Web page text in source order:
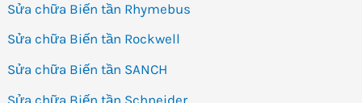
Sửa chữa Biến tần Rhymebus
Sửa chữa Biến tần Rockwell
Sửa chữa Biến tần SANCH
Sửa chữa Biến tần Schneider